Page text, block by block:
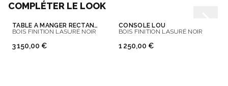
COMPLÉTER LE LOOK
TABLE À MANGER RECTANGULAIRE JOE
BOIS FINITION LASURÉ NOIR
3 150,00 €
CONSOLE LOU
BOIS FINITION LASURÉ NOIR
1 250,00 €